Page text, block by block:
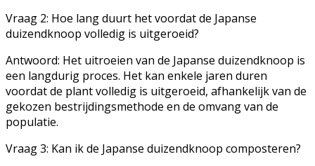
Vraag 2: Hoe lang duurt het voordat de Japanse
duizendknoop volledig is uitgeroeid?
Antwoord: Het uitroeien van de Japanse duizendknoop is
een langdurig proces. Het kan enkele jaren duren
voordat de plant volledig is uitgeroeid, afhankelijk van de
gekozen bestrijdingsmethode en de omvang van de
populatie.
Vraag 3: Kan ik de Japanse duizendknoop composteren?